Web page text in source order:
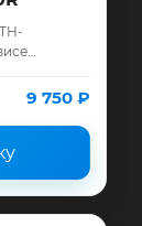
и
9 750 ₽